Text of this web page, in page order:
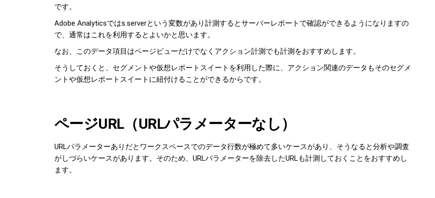
です。
Adobe Analyticsではs.serverという変数があり計測するとサーバーレポートで確認ができるようになりますの
で、通常はこれを利用するとよいかと思います。
なお、このデータ項目はページビューだけでなくアクション計測でも計測をおすすめします。
そうしておくと、セグメントや仮想レポートスイートを利用した際に、アクション関連のデータもそのセグメ
ントや仮想レポートスイートに紐付けることができるからです。
ページURL（URLパラメーターなし）
URLパラメーターありだとワークスペースでのデータ行数が極めて多いケースがあり、そうなると分析や調査
がしづらいケースがあります。そのため、URLパラメーターを除去したURLも計測しておくことをおすすめし
ます。